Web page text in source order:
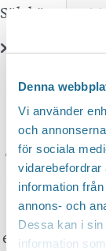
Denna
Vi använder
och
för sociala
vidarebefordrar
information
annons- och
Dessa kan i
information
Sök här...
You can
Translate. It
translation
by a
expect the